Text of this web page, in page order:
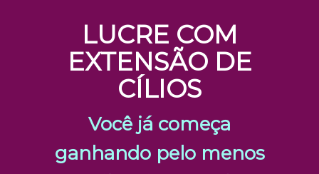
LUCRE COM
EXTENSÃO DE
CÍLIOS
Você já começa
ganhando pelo menos